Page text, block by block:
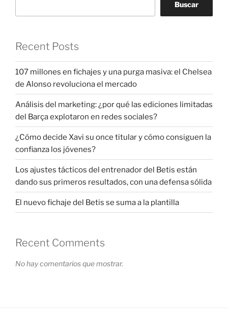
Buscar
Recent Posts
107 millones en fichajes y una purga masiva: el Chelsea
de Alonso revoluciona el mercado
Análisis del marketing: ¿por qué las ediciones limitadas
del Barça explotaron en redes sociales?
¿Cómo decide Xavi su once titular y cómo consiguen la
confianza los jóvenes?
Los ajustes tácticos del entrenador del Betis están
dando sus primeros resultados, con una defensa sólida
El nuevo fichaje del Betis se suma a la plantilla
Recent Comments
No hay comentarios que mostrar.